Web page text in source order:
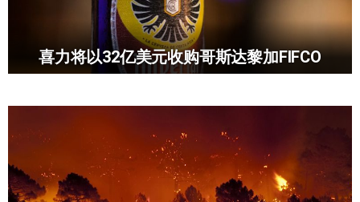
喜力将以32亿美元收购哥斯达黎加FIFCO